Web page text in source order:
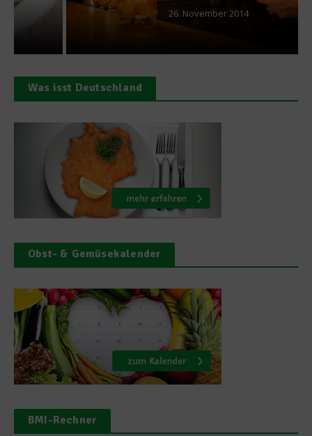
26. November 2014
Was isst Deutschland
Obst- & Gemüsekalender
BMI-Rechner